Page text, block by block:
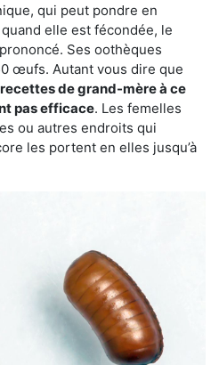
qui peut pondre en
elle est fécondée, le
Ses oothèques
œufs. Autant vous dire que
de grand-mère à ce
pas efficace. Les femelles
ou autres endroits qui
les portent en elles jusqu’à